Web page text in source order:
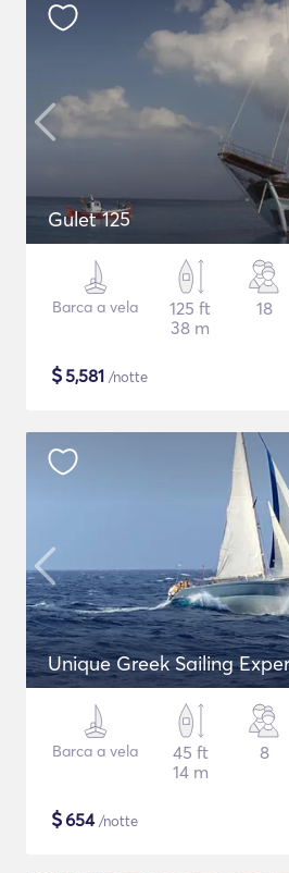
Gulet 125
Barca a vela
125 ft
38 m
18
$5,581 /notte
Unique Greek Sailing
Barca a vela
45 ft
14 m
8
$654/notte